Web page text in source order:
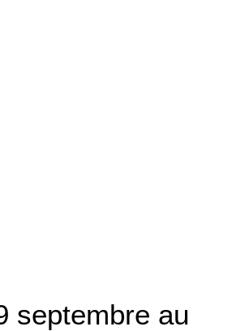
septembre au